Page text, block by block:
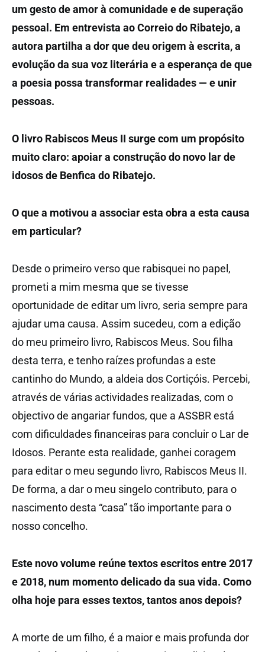
um gesto de amor à comunidade e de superação
pessoal. Em entrevista ao Correio do Ribatejo, a
autora partilha a dor que deu origem à escrita, a
evolução da sua voz literária e a esperança de que
a poesia possa transformar realidades — e unir
pessoas.
O livro Rabiscos Meus II surge com um propósito
muito claro: apoiar a construção do novo lar de
idosos de Benfica do Ribatejo.
O que a motivou a associar esta obra a esta causa
em particular?
Desde o primeiro verso que rabisquei no papel,
prometi a mim mesma que se tivesse
oportunidade de editar um livro, seria sempre para
ajudar uma causa. Assim sucedeu, com a edição
do meu primeiro livro, Rabiscos Meus. Sou filha
desta terra, e tenho raízes profundas a este
cantinho do Mundo, a aldeia dos Cortiçóis. Percebi,
através de várias actividades realizadas, com o
objectivo de angariar fundos, que a ASSBR está
com dificuldades financeiras para concluir o Lar de
Idosos. Perante esta realidade, ganhei coragem
para editar o meu segundo livro, Rabiscos Meus II.
De forma, a dar o meu singelo contributo, para o
nascimento desta “casa” tão importante para o
nosso concelho.
Este novo volume reúne textos escritos entre 2017
e 2018, num momento delicado da sua vida. Como
olha hoje para esses textos, tantos anos depois?
A morte de um filho, é a maior e mais profunda dor